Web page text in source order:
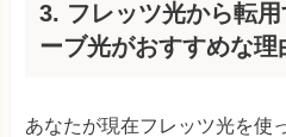
3. フレッツ光から転
ーブ光がおすすめな理
あなたが現在フレッツ光を使